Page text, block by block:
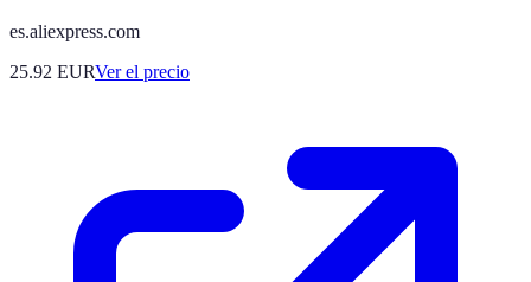
es.aliexpress.com
25.92 EURVer el precio